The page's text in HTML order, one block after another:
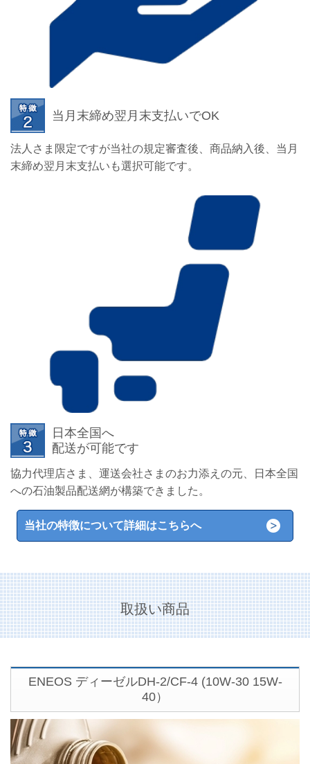
当月末締め翌月末支払いでOK
法人さま限定ですが当社の規定審査後、商品納入後、当月
末締め翌月末支払いも選択可能です。
日本全国へ
配送が可能です
協力代理店さま、運送会社さまのお力添えの元、日本全国
への石油製品配送網が構築できました。
当社の特徴について詳細はこちらへ
取扱い商品
ENEOS ディーゼルDH-2/CF-4 (10W-30 15W-
40）